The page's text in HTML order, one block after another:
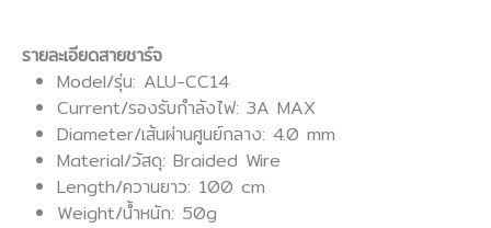
รายละเอียดสายชาร์จ
Model/รุ่น: ALU-CC14
Current/รองรับกําลังไฟ: 3A MAX
Diameter/เส้นผ่านศูนย์กลาง: 4.0 mm
Material/วัสดุ: Braided Wire
Length/ควานยาว: 100 cm
Weight/น้ำหนัก: 50g